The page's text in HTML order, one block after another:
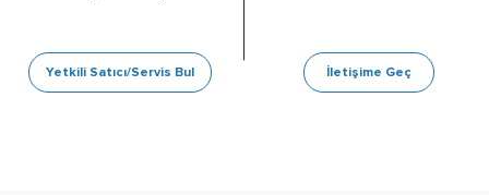
Yetkili Satıcı/Servis Bul İletişime Geç